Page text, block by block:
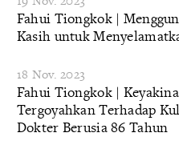
Fahui Tiongkok |
Kasih untuk
18 Nov. 2023
Fahui Tiongkok |
Tergoyahkan Terhadap
Dokter Berusia 86 Tahun